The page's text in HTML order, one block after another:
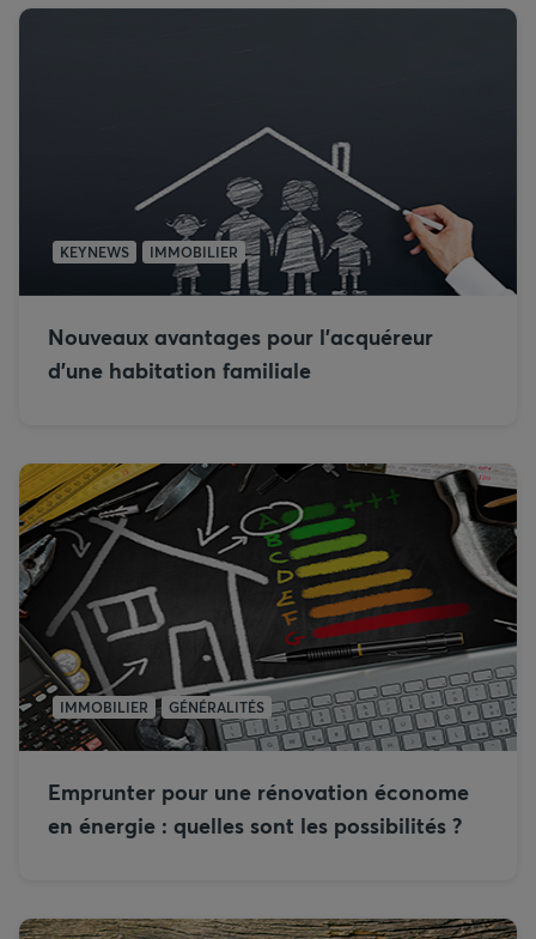
KEYNEWS IMMOBILIER
Nouveaux avantages pour l’acquéreur
d’une habitation familiale
IMMOBILIER GÉNÉRALITÉS
Emprunter pour une rénovation économe
en énergie : quelles sont les possibilités ?